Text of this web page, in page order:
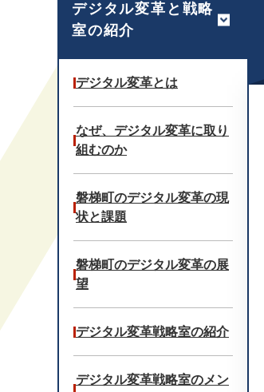
デジタル変革と戦略
室の紹介
デジタル変革とは
なぜ、デジタル変革に取り
組むのか
磐梯町のデジタル変革の現
状と課題
磐梯町のデジタル変革の展
望
デジタル変革戦略室の紹介
デジタル変革戦略室のメン